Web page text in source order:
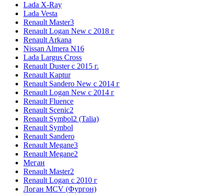
Lada X-Ray
Lada Vesta
Renault Master3
Renault Logan New с 2018 г
Renault Arkana
Nissan Almera N16
Lada Largus Cross
Renault Duster с 2015 г.
Renault Kaptur
Renault Sandero New с 2014 г
Renault Logan New с 2014 г
Renault Fluence
Renault Scenic2
Renault Symbol2 (Talia)
Renault Symbol
Renault Sandero
Renault Megane3
Renault Megane2
Меган
Renault Master2
Renault Logan c 2010 г
Логан МСV (Фургон)